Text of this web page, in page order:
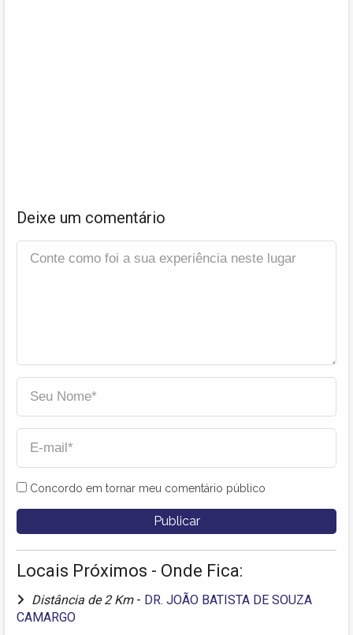
Deixe um comentário
Concordo em tornar meu comentário público
Locais Próximos - Onde Fica:
Distância de 2 Km - DR. JOÃO BATISTA DE SOUZA
CAMARGO